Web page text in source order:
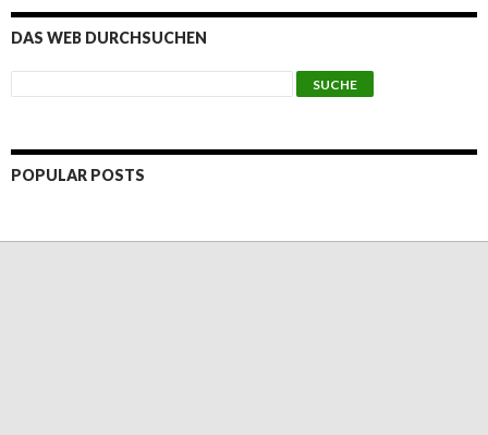
DAS WEB DURCHSUCHEN
POPULAR POSTS